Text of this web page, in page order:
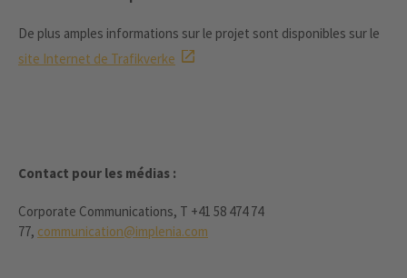
De plus amples informations sur le projet sont disponibles sur le
site Internet de Trafikverke
Contact pour les médias :
Corporate Communications, T +41 58 474 74
77, communication@implenia.com